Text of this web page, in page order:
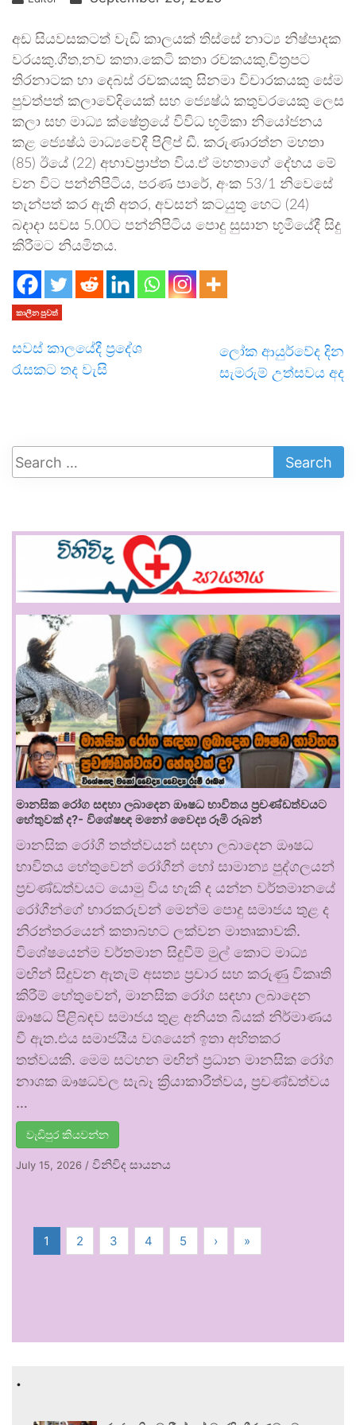
අඩ සිය­ව­ස­කටත් වැඩි කාලයක් තිස්සේ නාට්‍ය නිෂ්පාදක
වරයකු.ගීත,නව කතා.කෙටි කතා රචකයකු,චිත්‍රපට
තිරනාටක හා දෙබස් රචකයකු සිනමා විචාරකයකු සේම
පුව­ත්පත් කලා­වේ­දි­යෙක් සහ ජ්‍යෙෂ්ඨ කතු­ව­ර­යෙකු ලෙස
කලා සහ මාධ්‍ය ක්ෂේත්‍රයේ විවිධ භූමිකා නියෝ­ජ­නය
කළ ජ්‍යෙෂ්ඨ මාධ්‍ය­වේදී පිලිප් ඩී. කරු­ණා­රත්න මහතා
(85) ඊයේ (22) අභාවප්‍රාප්ත විය.ඒ මහ­තාගේ දේහය මේ
වන විට පන්නි­පි­ටිය, පරණ පාරේ, අංක 53/1 නිවෙසේ
තැන්පත් කර ඇති අතර, අව­සන් කට­යුතු හෙට (24)
බදාදා සවස 5.00ට පන්නි­පි­ටිය පොදු සුසාන භූමි­යේදී සිදු
කිරී­මට නිය­මි­තය.
කාලීන පුවත්
සවස් කාලයේදී ප්‍රදේශ
රැසකට තද වැසි
ලෝක ආයුර්වේද දින
සැමරුම් උත්සවය අද
මානසික රෝග සඳහා ලබාදෙන ඖෂධ භාවිතය ප්‍රචණ්ඩත්වයට
හේතුවක් ද?- විශේෂඥ මනෝ වෛද්‍ය රූමි රූබන්
මානසික රෝගී තත්ත්වයන් සඳහා ලබාදෙන ඖෂධ
භාවිතය හේතුවෙන් රෝගීන් හෝ සාමාන්‍ය පුද්ගලයන්
ප්‍රචණ්ඩත්වයට යොමු විය හැකි ද යන්න වර්තමානයේ
රෝගීන්ගේ භාරකරුවන් මෙන්ම පොදු සමාජය තුළ ද
නිරන්තරයෙන් කතාබහට ලක්වන මාතෘකාවකි.
විශේෂයෙන්ම වර්තමාන සිදුවීම් මුල් කොට මාධ්‍ය
මඟින් සිදුවන ඇතැම් අසත්‍ය ප්‍රචාර සහ කරුණු විකෘති
කිරීම් හේතුවෙන්, මානසික රෝග සඳහා ලබාදෙන
ඖෂධ පිළිබඳව සමාජය තුළ අනියත බියක් නිර්මාණය
වී ඇත.එය සමාජයීය වශයෙන් ඉතා අහිතකර
තත්වයකි. මෙම සටහන මඟින් ප්‍රධාන මානසික රෝග
නාශක ඖෂධවල සැබෑ ක්‍රියාකාරීත්වය, ප්‍රචණ්ඩත්වය
…
වැඩිපුර කියවන්න
July 15, 2026 / විනිවිද සායනය
1 2 3 4 5 › »
.